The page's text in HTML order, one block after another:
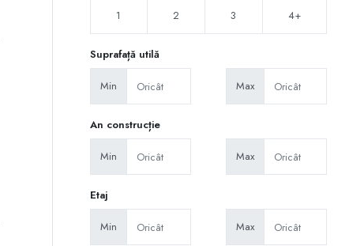
1 2 3 4+
Suprafață utilă
Min Max
An construcție
Min Max
Etaj
Min Max